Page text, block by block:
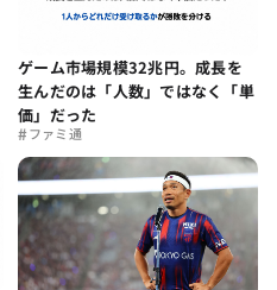
ゲーム市場規模32兆円。成長を
生んだのは「人数」ではなく「単
価」だった
#ファミ通